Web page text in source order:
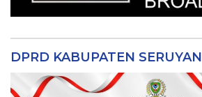
DPRD KABUPATEN SERUYAN